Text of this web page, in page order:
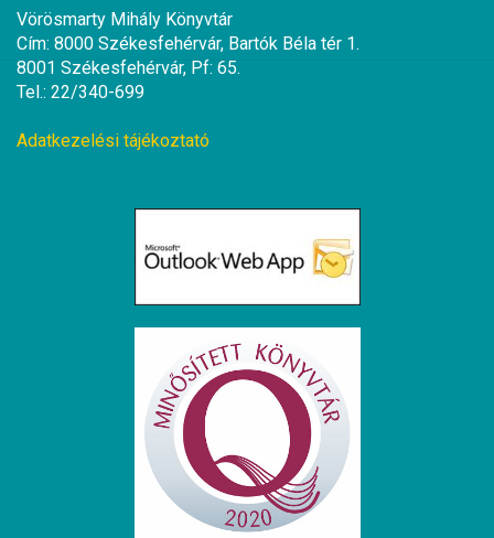
Vörösmarty Mihály Könyvtár
Cím: 8000 Székesfehérvár, Bartók Béla tér 1.
8001 Székesfehérvár, Pf: 65.
Tel.: 22/340-699
Adatkezelési tájékoztató